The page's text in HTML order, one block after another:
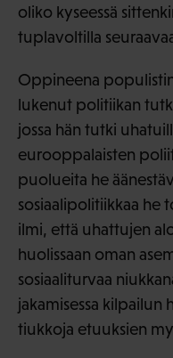
oliko kyseessä
tuplavoltilla
Oppineena
lukenut politiikan
jossa hän tutki
eurooppalaisten
puolueita he
sosiaalipolitiikkaa he
ilmi, että uhattujen
huolissaan oman
sosiaaliturvaa
jakamisessa kilpailun
tiukkoja etuuksien